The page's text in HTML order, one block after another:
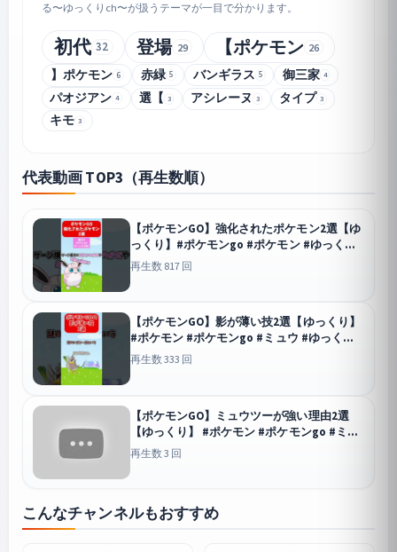
る〜ゆっくりch〜が扱うテーマが一目で分かります。
初代 32 登場 29 【ポケモン 26
】ポケモン 6 赤緑 5 バンギラス 5 御三家 4
パオジアン 4 選【 3 アシレーヌ 3 タイプ 3
キモ 3
代表動画 TOP3（再生数順）
【ポケモンGO】強化されたポケモン2選【ゆ
っくり】#ポケモンgo #ポケモン #ゆっくり
#shorts #s
再生数 817 回
【ポケモンGO】影が薄い技2選【ゆっくり】
#ポケモン #ポケモンgo #ミュウ #ゆっくり
GO
再生数 333 回
【ポケモンGO】ミュウツーが強い理由2選
【ゆっくり】 #ポケモン #ポケモンgo #ミュ
ウツー
GO
再生数 3 回
こんなチャンネルもおすすめ